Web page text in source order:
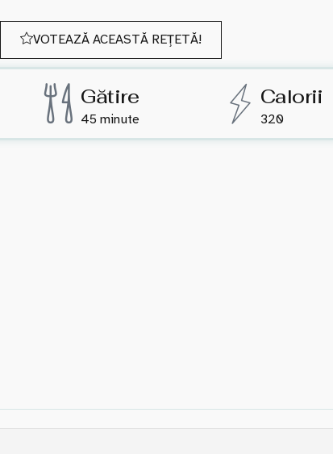
VOTEAZĂ ACEASTĂ REȚETĂ!
Gătire
45 minute
Calorii
320